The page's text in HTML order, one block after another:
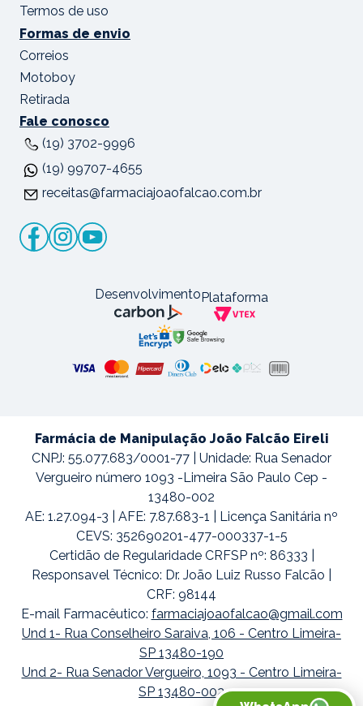
Termos de uso
Formas de envio
Correios
Motoboy
Retirada
Fale conosco
(19) 3702-9996
(19) 99707-4655
receitas@farmaciajoaofalcao.com.br
DesenvolvimentoPlataforma
Farmácia de Manipulação João Falcão Eireli
CNPJ: 55.077.683/0001-77 | Unidade: Rua Senador
Vergueiro número 1093 -Limeira São Paulo Cep -
13480-002
AE: 1.27.094-3 | AFE: 7.87.683-1 | Licença Sanitária nº
CEVS: 352690201-477-000337-1-5
Certidão de Regularidade CRFSP nº: 86333 |
Responsavel Técnico: Dr. João Luiz Russo Falcão |
CRF: 98144
E-mail Farmacêutico: farmaciajoaofalcao@gmail.com
Und 1- Rua Conselheiro Saraiva, 106 - Centro Limeira-
SP 13480-190
Und 2- Rua Senador Vergueiro, 1093 - Centro Limeira-
SP 13480-002